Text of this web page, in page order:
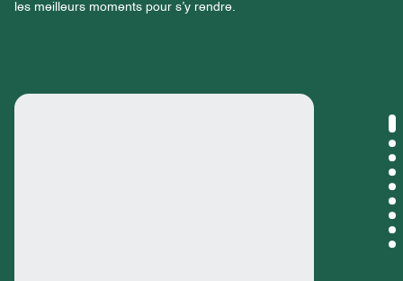
les meilleurs moments pour s’y rendre.